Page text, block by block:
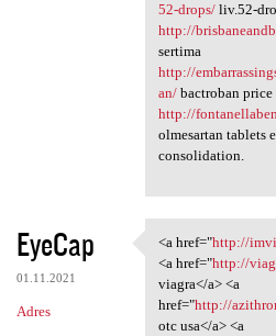
52-drops/liv.52-
http://
sertima
http://
an/bactroban price
http://
olmesartan tablets
consolidation.
EyeCap
01.11.2021
Adres
<a
<a href="http://
<a href="http://
viagra</a> <a
href="http://
otc usa</a> <a